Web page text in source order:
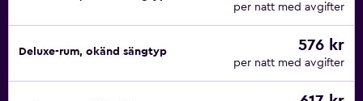
per natt med avgifter
Deluxe-rum, okänd sängtyp 576 kr
per natt med avgifter